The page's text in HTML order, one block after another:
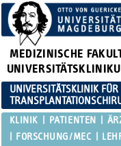
MEDIZINISCHE
UNIVERSITÄTSKLINIK
KLINIK PATIENTEN
FORSCHUNG/MEC